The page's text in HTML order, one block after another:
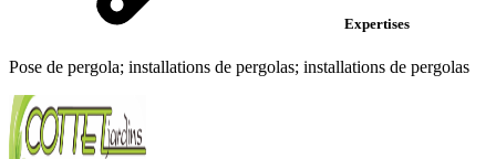
Expertises
Pose de pergola; installations de pergolas; installations de pergolas